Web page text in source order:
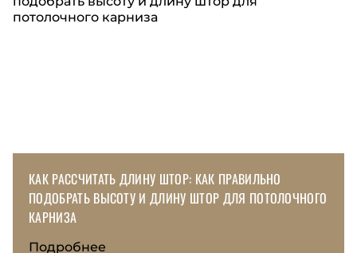
КАК РАССЧИТАТЬ ДЛИНУ ШТОР: КАК ПРАВИЛЬНО
ПОДОБРАТЬ ВЫСОТУ И ДЛИНУ ШТОР ДЛЯ ПОТОЛОЧНОГО
КАРНИЗА
Подробнее